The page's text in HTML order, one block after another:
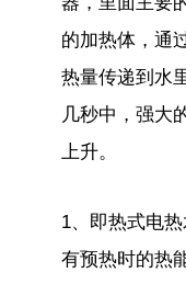
的加热体，通
热量传递到水
几秒中，强大
上升。
1、即热式电
有预热时的热